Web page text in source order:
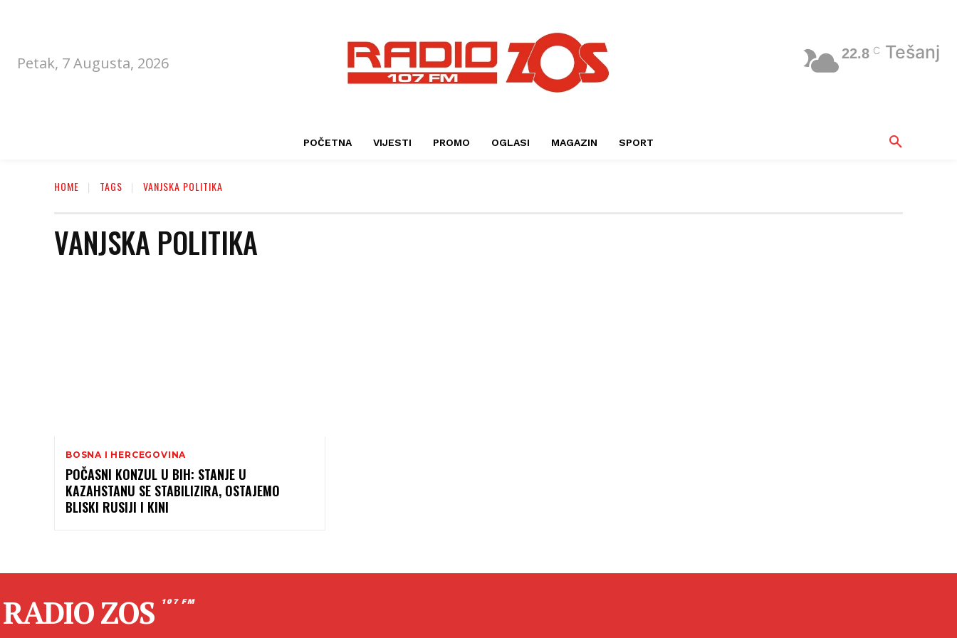
Petak, 7 Augusta, 2026
22.8 C Tešanj
POČETNA VIJESTI PROMO OGLASI MAGAZIN SPORT
HOME TAGS VANJSKA POLITIKA
VANJSKA POLITIKA
BOSNA I HERCEGOVINA
POČASNI KONZUL U BIH: STANJE U
KAZAHSTANU SE STABILIZIRA, OSTAJEMO
BLISKI RUSIJI I KINI
RADIO ZOS 107 FM